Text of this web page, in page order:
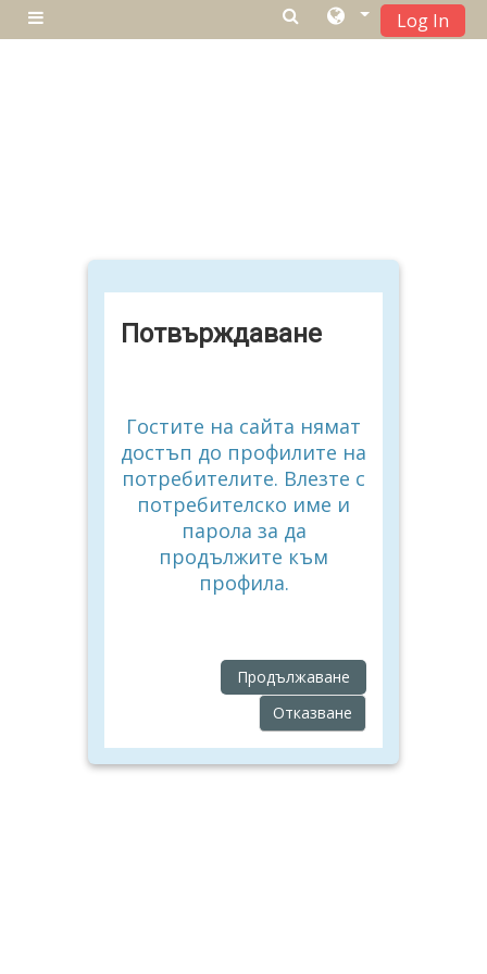
Страничен панел
Log In
Потвърждаване
Гостите на сайта нямат
достъп до профилите на
потребителите. Влезте с
потребителско име и
парола за да
продължите към
профила.
Продължаване
Отказване